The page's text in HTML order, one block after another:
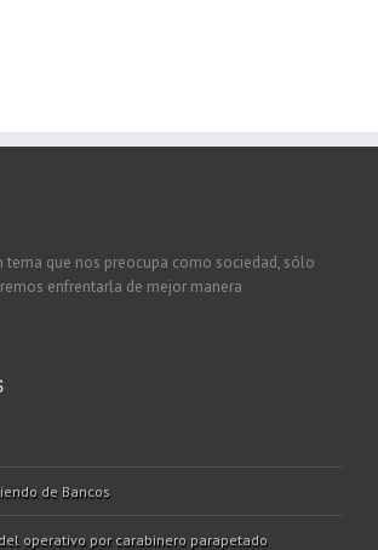
tema que nos preocupa como sociedad, sólo
enfrentarla de mejor manera
de Bancos
operativo por carabinero parapetado